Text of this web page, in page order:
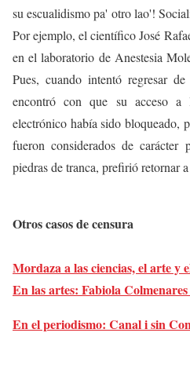
su escualidismo pa' otro lao'!
Por ejemplo, el científico José
en el laboratorio de Anestesia
Pues, cuando intentó regresar
encontró con que su acceso a
electrónico había sido bloqueado,
fueron considerados de
piedras de tranca, prefirió retornar
Otros casos de censura
Mordaza a las ciencias, el arte y
En las artes: Fabiola
En el periodismo: Canal i sin